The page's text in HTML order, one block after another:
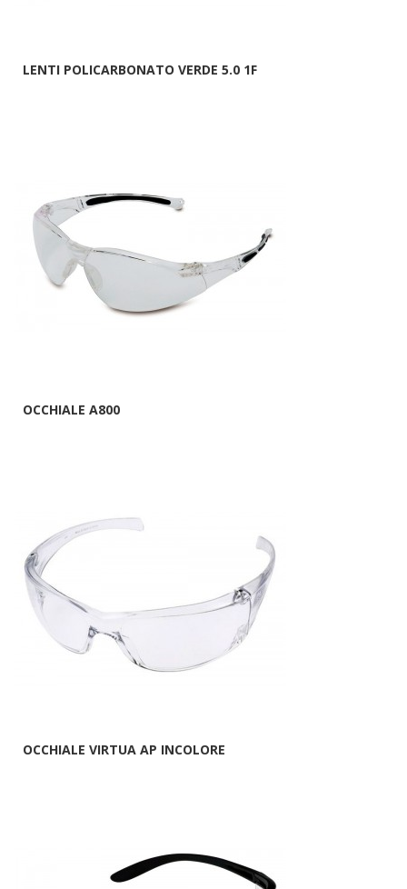
LENTI POLICARBONATO VERDE 5.0 1F
OCCHIALE A800
OCCHIALE VIRTUA AP INCOLORE